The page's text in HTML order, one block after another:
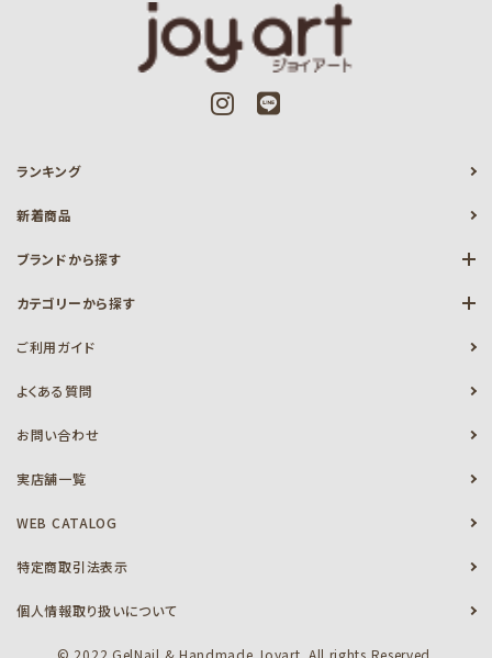
ランキング
新着商品
ブランドから探す
カテゴリーから探す
ご利用ガイド
よくある質問
お問い合わせ
実店舗一覧
WEB CATALOG
特定商取引法表示
個人情報取り扱いについて